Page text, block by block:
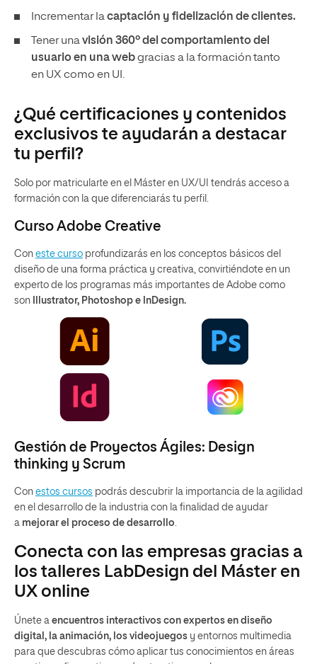
Incrementar lacaptación y fidelización de clientes.
Tener unavisión 360º del comportamiento del
usuario en una webgracias a la formación tanto
en UX como en UI.
¿Qué certificaciones y contenidos
exclusivos te ayudarán a destacar
tu perfil?
Solo por matricularte en el Máster en UX/UI tendrás acceso a
formación con la que diferenciarás tu perfil.
Curso Adobe Creative
Con este curso profundizarás en los conceptos básicos del
diseño de una forma práctica y creativa, convirtiéndote en un
experto de los programas más importantes de Adobe como
son Illustrator, Photoshop e InDesign.
Gestión de Proyectos Ágiles: Design
thinking y Scrum
Con estos cursos podrás descubrir la importancia de la agilidad
en el desarrollo de la industria con la finalidad de ayudar
a mejorar el proceso de desarrollo.
Conecta con las empresas gracias a
los talleres LabDesign del Máster en
UX online
Únete a encuentros interactivos con expertos en diseño
digital, la animación, los videojuegos y entornos multimedia
para que descubras cómo aplicar tus conocimientos en áreas